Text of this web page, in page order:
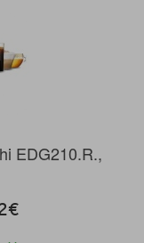
EDG210.R.,